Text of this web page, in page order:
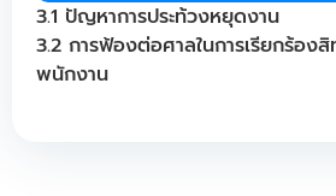
3.1 ปัญหาการประท้วงหยุดงาน
3.2 การฟ้องต่อศาลในการเรียกร้อง
พนักงาน